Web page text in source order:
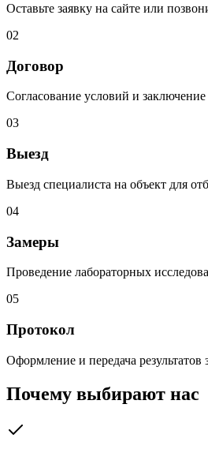
Оставьте заявку на сайте или
02
Договор
Согласование условий и заключение
03
Выезд
Выезд специалиста на объект для
04
Замеры
Проведение лабораторных
05
Протокол
Оформление и передача результатов
Почему выбирают нас